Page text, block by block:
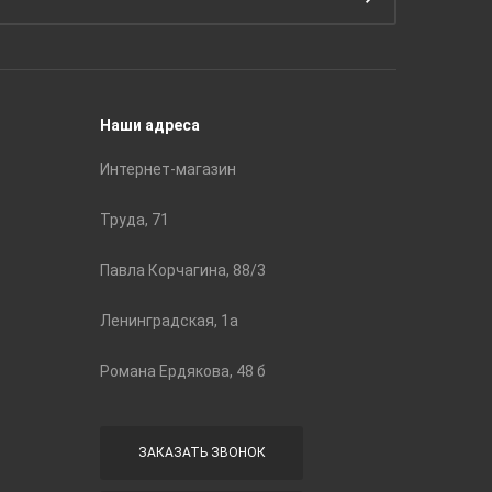
Наши адреса
Интернет-магазин
Труда, 71
Павла Корчагина, 88/3
Ленинградская, 1а
Романа Ердякова, 48 б
ЗАКАЗАТЬ ЗВОНОК